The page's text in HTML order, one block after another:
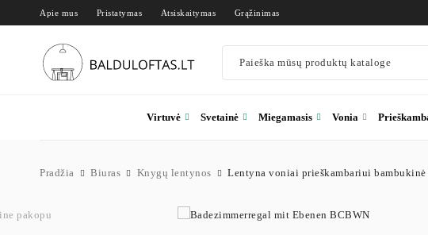
Apie mus Pristatymas Atsiskaitymas Grąžinimas
Virtuvė Svetainė Miegamasis Vonia
Pradžia Biuras Knygų lentynos Lentyna voniai prieškambariui bambukinė